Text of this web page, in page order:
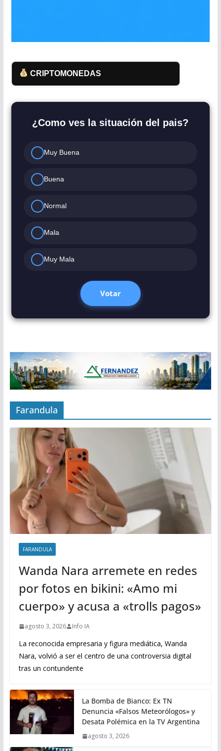
CRIPTOMONEDAS
¿Como ves la situación del pais?
Muy Buena
Buena
Normal
Mala
Muy Mala
Votar
Farandula
FARANDULA
Wanda Nara arremete en redes
por fotos en bikini: «Amo mi
cuerpo» y acusa a «trolls pagos»
agosto 3, 2026 Info IA
La reconocida empresaria y figura mediática, Wanda
Nara, volvió a ser el centro de una controversia digital
tras un contundente
La Bomba de Bianco: Ex TN
Denuncia «Falsos Meteorólogos» y
Desata Polémica en la TV Argentina
agosto 3, 2026